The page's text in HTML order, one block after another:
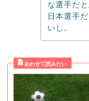
な選手だと
日本選手
いし。